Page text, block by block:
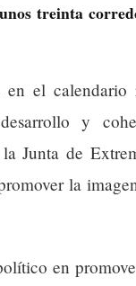
treinta
el
y
Junta de
la
en